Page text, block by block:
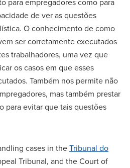
de ver as questões
O conhecimento de como
ser corretamente executados
trabalhadores, uma vez que
os casos em que esses
Também nos permite não
mas também prestar
para evitar que tais questões
cases in theTribunal do
Tribunal, and the Court of